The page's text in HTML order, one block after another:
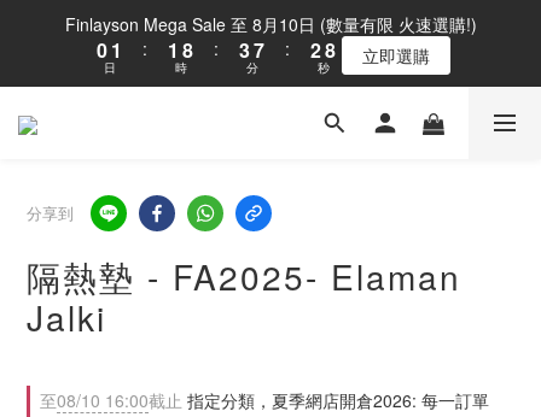
Finlayson Mega Sale 至 8月10日 (數量有限 火速選購!)
1
0
2
1
0
日
:
2
1
0
9
8
7
2
1
0
時
:
4
3
2
8
7
6
1
0
分
:
3
2
1
8
7
6
5
秒 立即選購
分享到
隔熱墊 - FA2025- Elaman
Jalki
至08/10 16:00截止 指定分類，夏季網店開倉2026: 每一訂單